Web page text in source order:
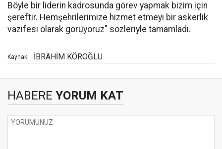
Böyle bir liderin kadrosunda görev yapmak bizim için
şereftir. Hemşehrilerimize hizmet etmeyi bir askerlik
vazifesi olarak görüyoruz" sözleriyle tamamladı.
Kaynak: İBRAHİM KÖROĞLU
HABERE YORUM KAT